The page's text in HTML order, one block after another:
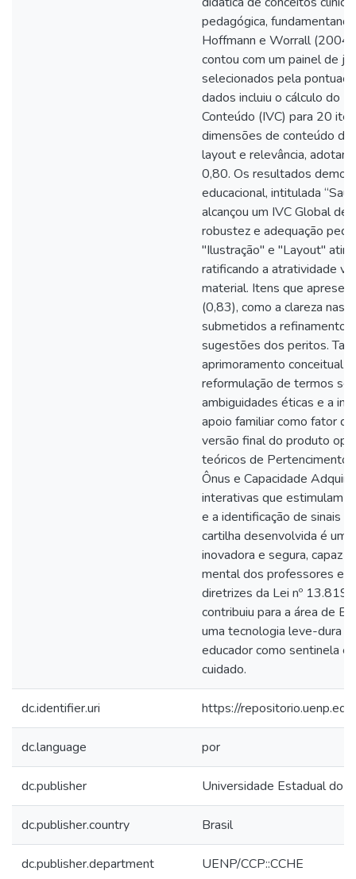
pedagógica,
Hoffmann e Worrall
contou com um painel de
selecionados pela
dados incluiu o cálculo do
Conteúdo (IVC) para 20
dimensões de conteúdo
layout e relevância,
0,80. Os resultados
educacional, intitulada
alcançou um IVC Global
robustez e adequação
"Ilustração" e "Layout"
ratificando a atratividade
material. Itens que
(0,83), como a clareza nas
submetidos a refinamento
sugestões dos peritos.
aprimoramento conceitual
reformulação de termos
ambiguidades éticas e a
apoio familiar como fator
versão final do produto
teóricos de Pertencimento
Ônus e Capacidade
interativas que estimulam
e a identificação de sinais
cartilha desenvolvida é
inovadora e segura, capaz
mental dos professores e
diretrizes da Lei nº
contribuiu para a área de
uma tecnologia leve-dura
educador como sentinela
cuidado.
dc.identifier.uri https://
dc.language por
dc.publisher Universidade Estadual do
dc.publisher.country Brasil
dc.publisher.department UENP/CCP::CCHE